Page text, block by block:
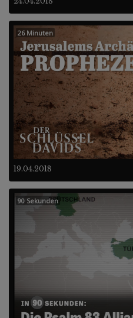
19.04.2018
26 Minuten
90 Sekunden